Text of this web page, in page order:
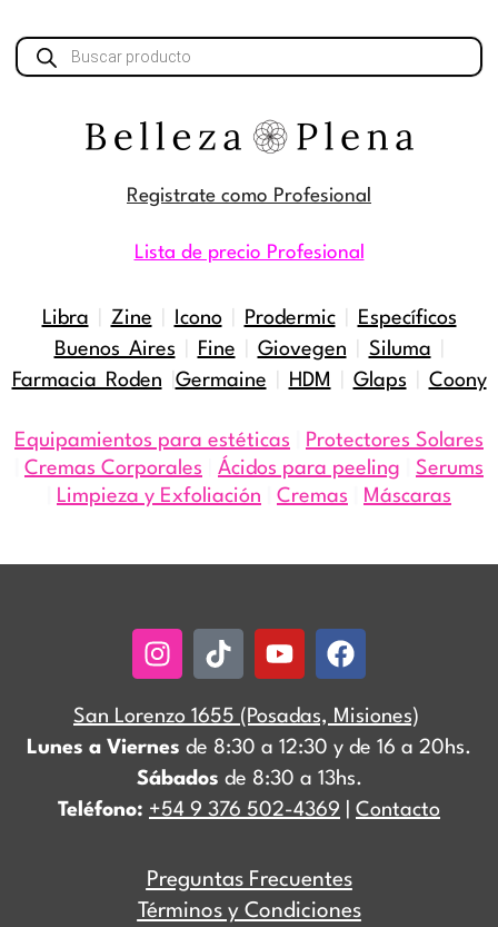
Búsqueda
de
Registrate como Profesional
Lista de precio Profesional
Libra Zine Icono| Prodermic|
Específicos
Buenos Aires
Fine Giovegen Siluma
Farmacia Roden
Germaine HDM Glaps Coony
Equipamientos para estéticas
Protectores Solares
Cremas Corporales Ácidos para peeling
Serums
Limpieza y Exfoliación Cremas Máscaras
Instagram
TiktokYoutubeFacebook
San Lorenzo 1655 (Posadas, Misiones)
Lunes a Viernes de 8:30 a 12:30 y de 16 a 20hs.
Sábados de 8:30 a 13hs.
Teléfono: +54 9 376 502-4369 Contacto
Preguntas Frecuentes
Términos y Condiciones